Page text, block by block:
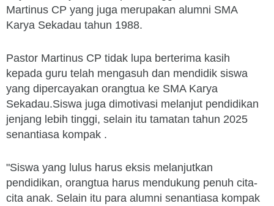
Martinus CP yang juga merupakan alumni SMA
Karya Sekadau tahun 1988.
Pastor Martinus CP tidak lupa berterima kasih
kepada guru telah mengasuh dan mendidik siswa
yang dipercayakan orangtua ke SMA Karya
Sekadau.Siswa juga dimotivasi melanjut pendidikan
jenjang lebih tinggi, selain itu tamatan tahun 2025
senantiasa kompak .
"Siswa yang lulus harus eksis melanjutkan
pendidikan, orangtua harus mendukung penuh cita-
cita anak. Selain itu para alumni senantiasa kompak